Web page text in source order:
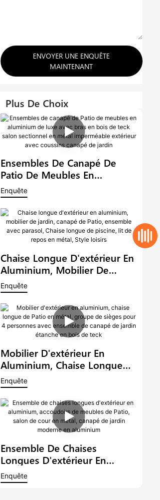
ENVOYER UNE ENQUÊTE
MAINTENANT
Plus De Choix
Ensembles De Canapé De
Patio De Meubles En
Aluminium De Luxe Avec Bras
En Bois De Teck Salon
Sectionnel En Métal
Imperméable Extérieur Avec
Coussins Canapé De Jardin
Enquête
Chaise Longue D'extérieur En
Aluminium, Mobilier De
Jardin, Canapé De Patio,
Ensemble Avec Parasol,
Chaise Longue De Piscine, Lit
De Repos En Métal, Style
Loisirs
Enquête
Mobilier D'extérieur En
Aluminium, Chaise Longue
De Patio En Métal, Groupe De
Sièges Pour 4 Personnes Avec
Ensemble De Canapé De
Jardin Étanche En Bois De
Teck
Enquête
Ensemble De Chaises
Longues D'extérieur En
Aluminium, Accoudoirs De
Meubles De Patio, Salon De
Enquête